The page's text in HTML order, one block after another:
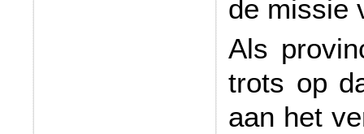
de missie
Als
trots op
aan het